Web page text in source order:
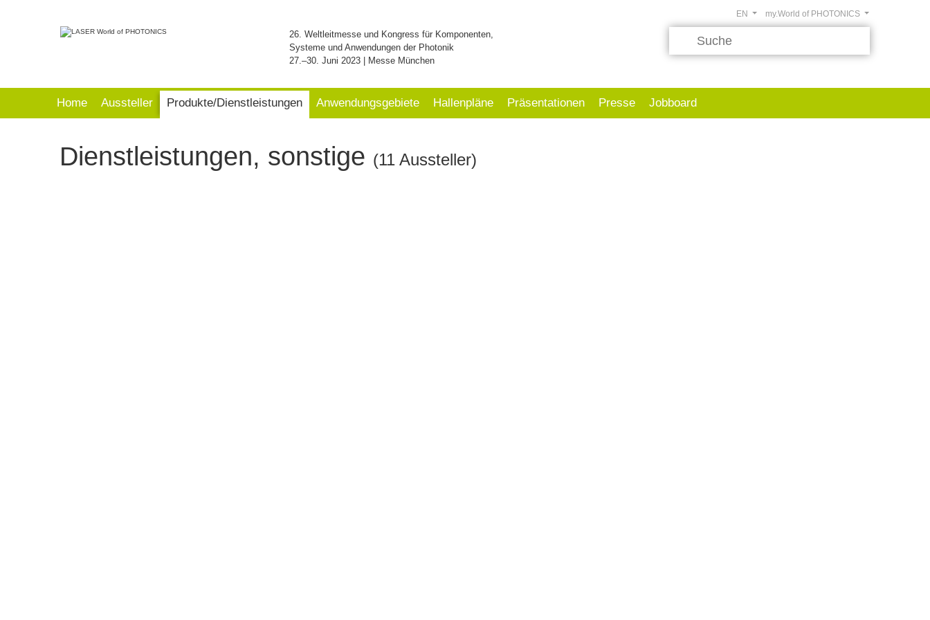
26. Weltleitmesse und Kongress für Komponenten,
Systeme und Anwendungen der Photonik
27.–30. Juni 2023 | Messe München
my.World of PHOTONICS
EN
Home Aussteller Produkte/Dienstleistungen Anwendungsgebiete Hallenpläne Präsentationen Presse Jobboard
Dienstleistungen, sonstige (11 Aussteller)